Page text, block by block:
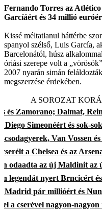
Fernando Torres az
Garcíáért és 34 millió
Kissé méltatlanul háttérbe
spanyol szélső, Luis García,
Barcelonától, húsz
óriási szerepe volt a
2007 nyarán simán
megszerzése érdekében.
A SOROZAT
és Zamorano; Dalmat,
Simeonéért és sok-
csodagyerek, Van Vossen
a Chelsea és az
odaadta az új Maldinit az
legendát nyert Brncicért
Madrid pár millióért és
a cserével nagyon-